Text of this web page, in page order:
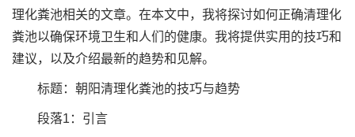
理化粪池相关的文章。在本文中，我将探讨如何正确清理化
粪池以确保环境卫生和人们的健康。我将提供实用的技巧和
建议，以及介绍最新的趋势和见解。
标题：朝阳清理化粪池的技巧与趋势
段落1：引言